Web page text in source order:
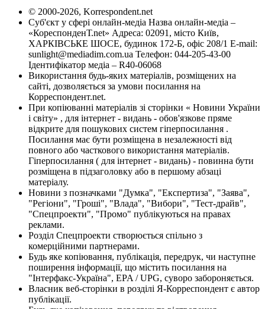
© 2000-2026, Korrespondent.net
Суб'єкт у сфері онлайн-медіа Назва онлайн-медіа –
«КореспонденТ.net» Адреса: 02091, місто Київ,
ХАРКІВСЬКЕ ШОСЕ, будинок 172-Б, офіс 208/1 E-mail:
sunlight@mediadim.com.ua Телефон: 044-205-43-00
Ідентифікатор медіа – R40-06068
Використання будь-яких матеріалів, розміщених на
сайті, дозволяється за умови посилання на
Корреспондент.net.
При копіюванні матеріалів зі сторінки « Новини України
і світу» , для інтернет - видань - обов'язкове пряме
відкрите для пошукових систем гіперпосилання .
Посилання має бути розміщена в незалежності від
повного або часткового використання матеріалів.
Гіперпосилання ( для інтернет - видань) - повинна бути
розміщена в підзаголовку або в першому абзаці
матеріалу.
Новини з позначками "Думка", "Експертиза", "Заява",
"Регіони", "Гроші", "Влада", "Вибори", "Тест-драйв",
"Спецпроекти", "Промо" публікуються на правах
реклами.
Розділ Спецпроекти створюється спільно з
комерційними партнерами.
Будь яке копіювання, публікація, передрук, чи наступне
поширення інформації, що містить посилання на
"Інтерфакс-Україна", EPA / UPG, суворо забороняється.
Власник веб-сторінки в розділі Я-Корреспондент є автор
публікації.